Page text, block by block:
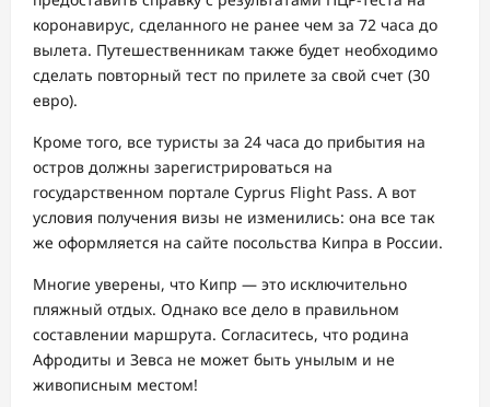
коронавирус, сделанного не ранее чем за 72 часа до
вылета. Путешественникам также будет необходимо
сделать повторный тест по прилете за свой счет (30
евро).
Кроме того, все туристы за 24 часа до прибытия на
остров должны зарегистрироваться на
государственном портале Cyprus Flight Pass. А вот
условия получения визы не изменились: она все так
же оформляется на сайте посольства Кипра в России.
Многие уверены, что Кипр ― это исключительно
пляжный отдых. Однако все дело в правильном
составлении маршрута. Согласитесь, что родина
Афродиты и Зевса не может быть унылым и не
живописным местом!